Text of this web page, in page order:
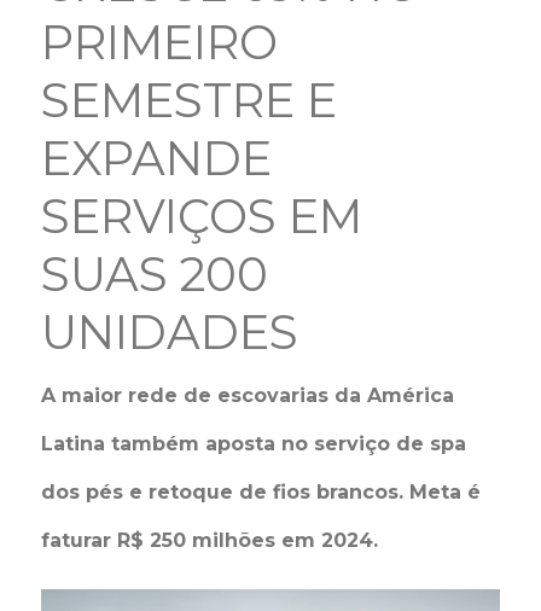
PRIMEIRO
SEMESTRE E
EXPANDE
SERVIÇOS EM
SUAS 200
UNIDADES
A maior rede de escovarias da América
Latina também aposta no serviço de spa
dos pés e retoque de fios brancos. Meta é
faturar R$ 250 milhões em 2024.